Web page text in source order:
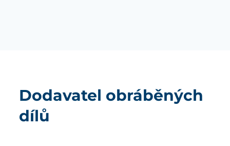
Dodavatel obráběných
dílů